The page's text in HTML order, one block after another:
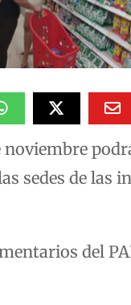
noviembre
sedes de las
del